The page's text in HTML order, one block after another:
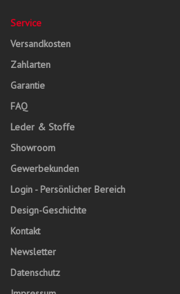
Service
Versandkosten
Zahlarten
Garantie
FAQ
Leder & Stoffe
Showroom
Gewerbekunden
Login - Persönlicher Bereich
Design-Geschichte
Kontakt
Newsletter
Datenschutz